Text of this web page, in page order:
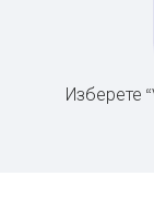
Изберете